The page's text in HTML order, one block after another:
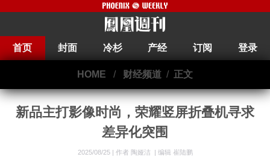
首页 封面 冷杉 产经 订阅 登录
HOME / 财经频道 / 正文
新品主打影像时尚，荣耀竖屏折叠机寻求
差异化突围
2025/08/25 | 作者 陶娅洁 编辑 崔陆鹏